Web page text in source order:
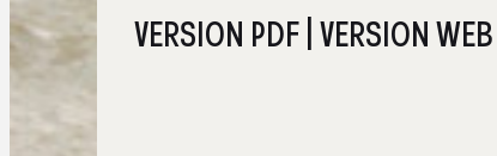
VERSION PDF|VERSION WEB